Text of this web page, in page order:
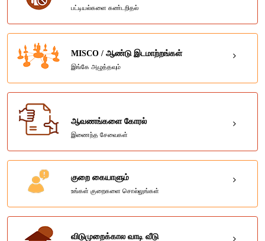
பட்டியல்களை கண்டறிதல்
MISCO / ஆண்டு இடமாற்றங்கள்
இங்கே அழுத்தவும்
ஆவணங்களை கோரல்
இணைந்த சேவைகள்
குறை கையாளும்
உங்கள் குறைகளை சொல்லுங்கள்
விடுமுறைக்கால வாடி வீடு